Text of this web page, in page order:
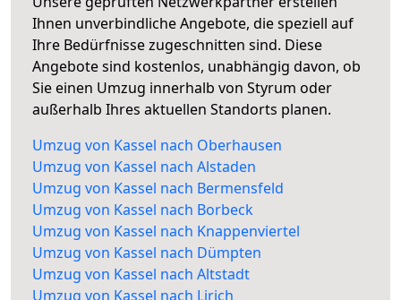
Ihnen unverbindliche Angebote, die speziell auf
Ihre Bedürfnisse zugeschnitten sind. Diese
Angebote sind kostenlos, unabhängig davon, ob
Sie einen Umzug innerhalb von Styrum oder
außerhalb Ihres aktuellen Standorts planen.
Umzug von Kassel nach Oberhausen
Umzug von Kassel nach Alstaden
Umzug von Kassel nach Bermensfeld
Umzug von Kassel nach Borbeck
Umzug von Kassel nach Knappenviertel
Umzug von Kassel nach Dümpten
Umzug von Kassel nach Altstadt
Umzug von Kassel nach Lirich